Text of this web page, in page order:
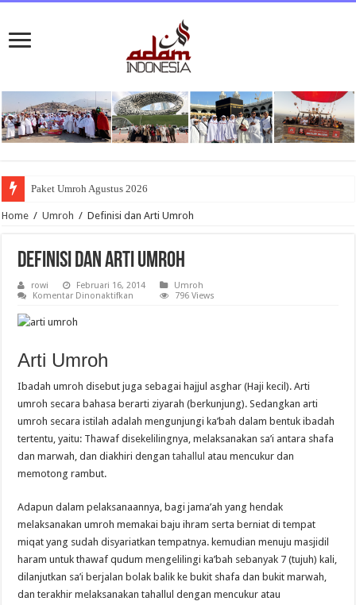
Paket Umroh Agustus 2026
Home / Umroh / Definisi dan Arti Umroh
Definisi dan Arti Umroh
rowi Februari 16, 2014
Umroh
Komentar Dinonaktifkan
796 Views
Arti Umroh
Ibadah umroh disebut juga sebagai hajjul asghar (Haji kecil). Arti
umroh secara bahasa berarti ziyarah (berkunjung). Sedangkan arti
umroh secara istilah adalah mengunjungi ka’bah dalam bentuk ibadah
tertentu, yaitu: Thawaf disekelilingnya, melaksanakan sa’i antara shafa
dan marwah, dan diakhiri dengantahallul atau mencukur dan
memotong rambut.
Adapun dalam pelaksanaannya, bagi jama’ah yang hendak
melaksanakan umroh memakai baju ihram serta berniat di tempat
miqat yang sudah disyariatkan tempatnya. kemudian menuju masjidil
haram untuk thawaf qudum mengelilingi ka’bah sebanyak 7 (tujuh) kali,
dilanjutkan sa’i berjalan bolak balik ke bukit shafa dan bukit marwah,
dan terakhir melaksanakan tahallul dengan mencukur atau